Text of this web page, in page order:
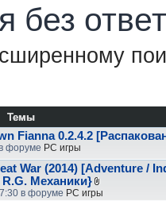
без
Темы
Fianna 0.2.4.2
форуме PC игры
War (2014) [Adventure /
R.G. Механики}
в форуме PC игры